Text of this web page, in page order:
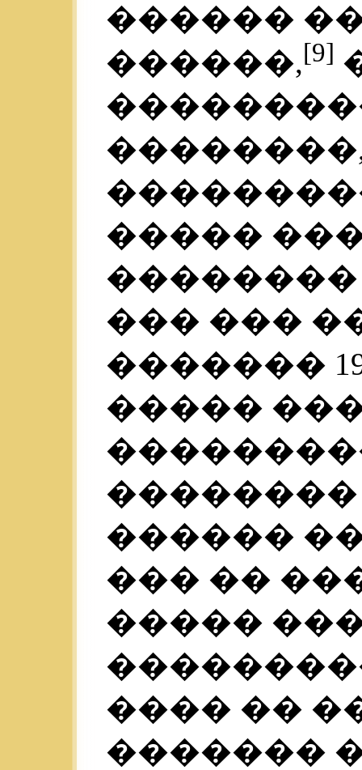
������
������,[9]
�����
��������
��� ���
�������
�����
��������
������
��� ��
�����
���� ��
�������